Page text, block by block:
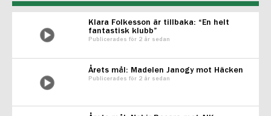
Klara Folkesson är tillbaka: “En helt
fantastisk klubb”
Publicerades för 2 år sedan
Årets mål: Madelen Janogy mot Häcken
Publicerades för 2 år sedan